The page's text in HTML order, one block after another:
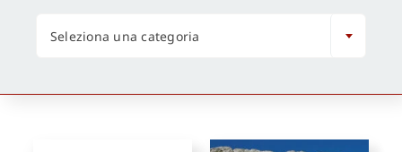
CONSIP / MEPA / ANVUR / CINECA
Seleziona una categoria